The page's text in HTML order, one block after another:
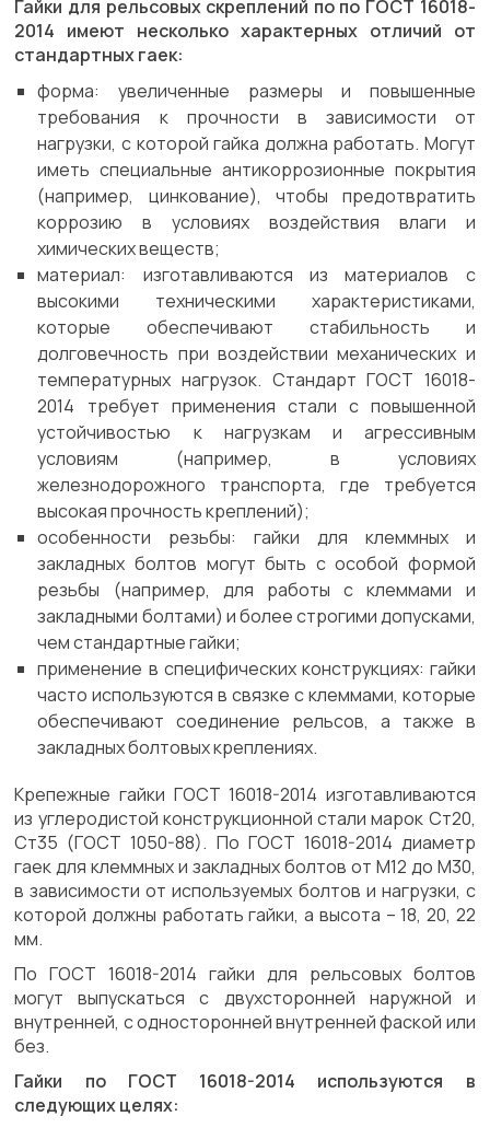
Гайки для рельсовых скреплений по по ГОСТ 16018-
2014 имеют несколько характерных отличий от
стандартных гаек:
форма: увеличенные размеры и повышенные
требования к прочности в зависимости от
нагрузки, с которой гайка должна работать. Могут
иметь специальные антикоррозионные покрытия
(например, цинкование), чтобы предотвратить
коррозию в условиях воздействия влаги и
химических веществ;
материал: изготавливаются из материалов с
высокими техническими характеристиками,
которые обеспечивают стабильность и
долговечность при воздействии механических и
температурных нагрузок. Стандарт ГОСТ 16018-
2014 требует применения стали с повышенной
устойчивостью к нагрузкам и агрессивным
условиям (например, в условиях
железнодорожного транспорта, где требуется
высокая прочность креплений);
особенности резьбы: гайки для клеммных и
закладных болтов могут быть с особой формой
резьбы (например, для работы с клеммами и
закладными болтами) и более строгими допусками,
чем стандартные гайки;
применение в специфических конструкциях: гайки
часто используются в связке с клеммами, которые
обеспечивают соединение рельсов, а также в
закладных болтовых креплениях.
Крепежные гайки ГОСТ 16018-2014 изготавливаются
из углеродистой конструкционной стали марок Ст20,
Ст35 (ГОСТ 1050-88). По ГОСТ 16018-2014 диаметр
гаек для клеммных и закладных болтов от М12 до М30,
в зависимости от используемых болтов и нагрузки, с
которой должны работать гайки, а высота – 18, 20, 22
мм.
По ГОСТ 16018-2014 гайки для рельсовых болтов
могут выпускаться с двухсторонней наружной и
внутренней, с односторонней внутренней фаской или
без.
Гайки по ГОСТ 16018-2014 используются в
следующих целях: